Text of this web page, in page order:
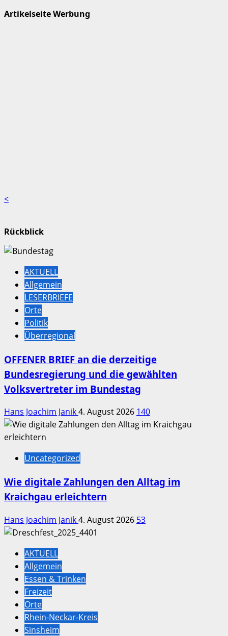
Artikelseite Werbung
<
Rückblick
AKTUELL
Allgemein
LESERBRIEFE
Orte
Politik
Überregional
OFFENER BRIEF an die derzeitige
Bundesregierung und die gewählten
Volksvertreter im Bundestag
Hans Joachim Janik4. August 2026 140
Uncategorized
Wie digitale Zahlungen den Alltag im
Kraichgau erleichtern
Hans Joachim Janik4. August 2026 53
AKTUELL
Allgemein
Essen & Trinken
Freizeit
Orte
Rhein-Neckar-Kreis
Sinsheim